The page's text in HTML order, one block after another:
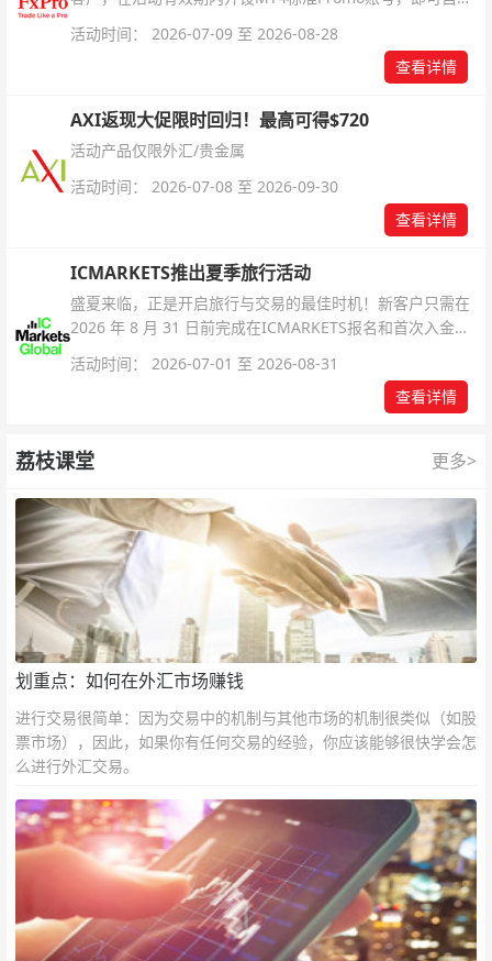
活动时间： 2026-07-09 至 2026-08-28
查看详情
AXI返现大促限时回归！最高可得$720
活动产品仅限外汇/贵金属
活动时间： 2026-07-08 至 2026-09-30
查看详情
ICMARKETS推出夏季旅行活动
盛夏来临，正是开启旅行与交易的最佳时机！新客户只需在
2026 年 8 月 31 日前完成在ICMARKETS报名和首次入金即
活动时间： 2026-07-01 至 2026-08-31
查看详情
荔枝课堂 更多>
划重点：如何在外汇市场赚钱
进行交易很简单：因为交易中的机制与其他市场的机制很类似（如股
票市场），因此，如果你有任何交易的经验，你应该能够很快学会怎
么进行外汇交易。